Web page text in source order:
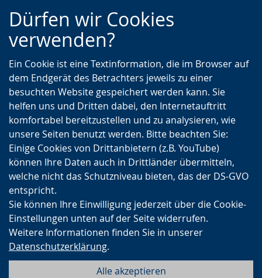
Zur
Hauptnavigation
Zur
Seitennavigation
Zum
Inhalt
Dürfen wir Cookies
verwenden?
Ein Cookie ist eine Textinformation, die im Browser auf
dem Endgerät des Betrachters jeweils zu einer
besuchten Website gespeichert werden kann. Sie
helfen uns und Dritten dabei, den Internetauftritt
komfortabel bereitzustellen und zu analysieren, wie
unsere Seiten benutzt werden. Bitte beachten Sie:
Einige Cookies von Drittanbietern (z.B. YouTube)
können Ihre Daten auch in Drittländer übermitteln,
welche nicht das Schutzniveau bieten, das der DS-GVO
entspricht.
Sie können Ihre Einwilligung jederzeit über die Cookie-
Einstellungen unten auf der Seite widerrufen.
Weitere Informationen finden Sie in unserer
Datenschutzerklärung.
Alle akzeptieren